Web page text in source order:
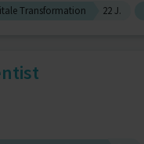
Transformation 22 J.